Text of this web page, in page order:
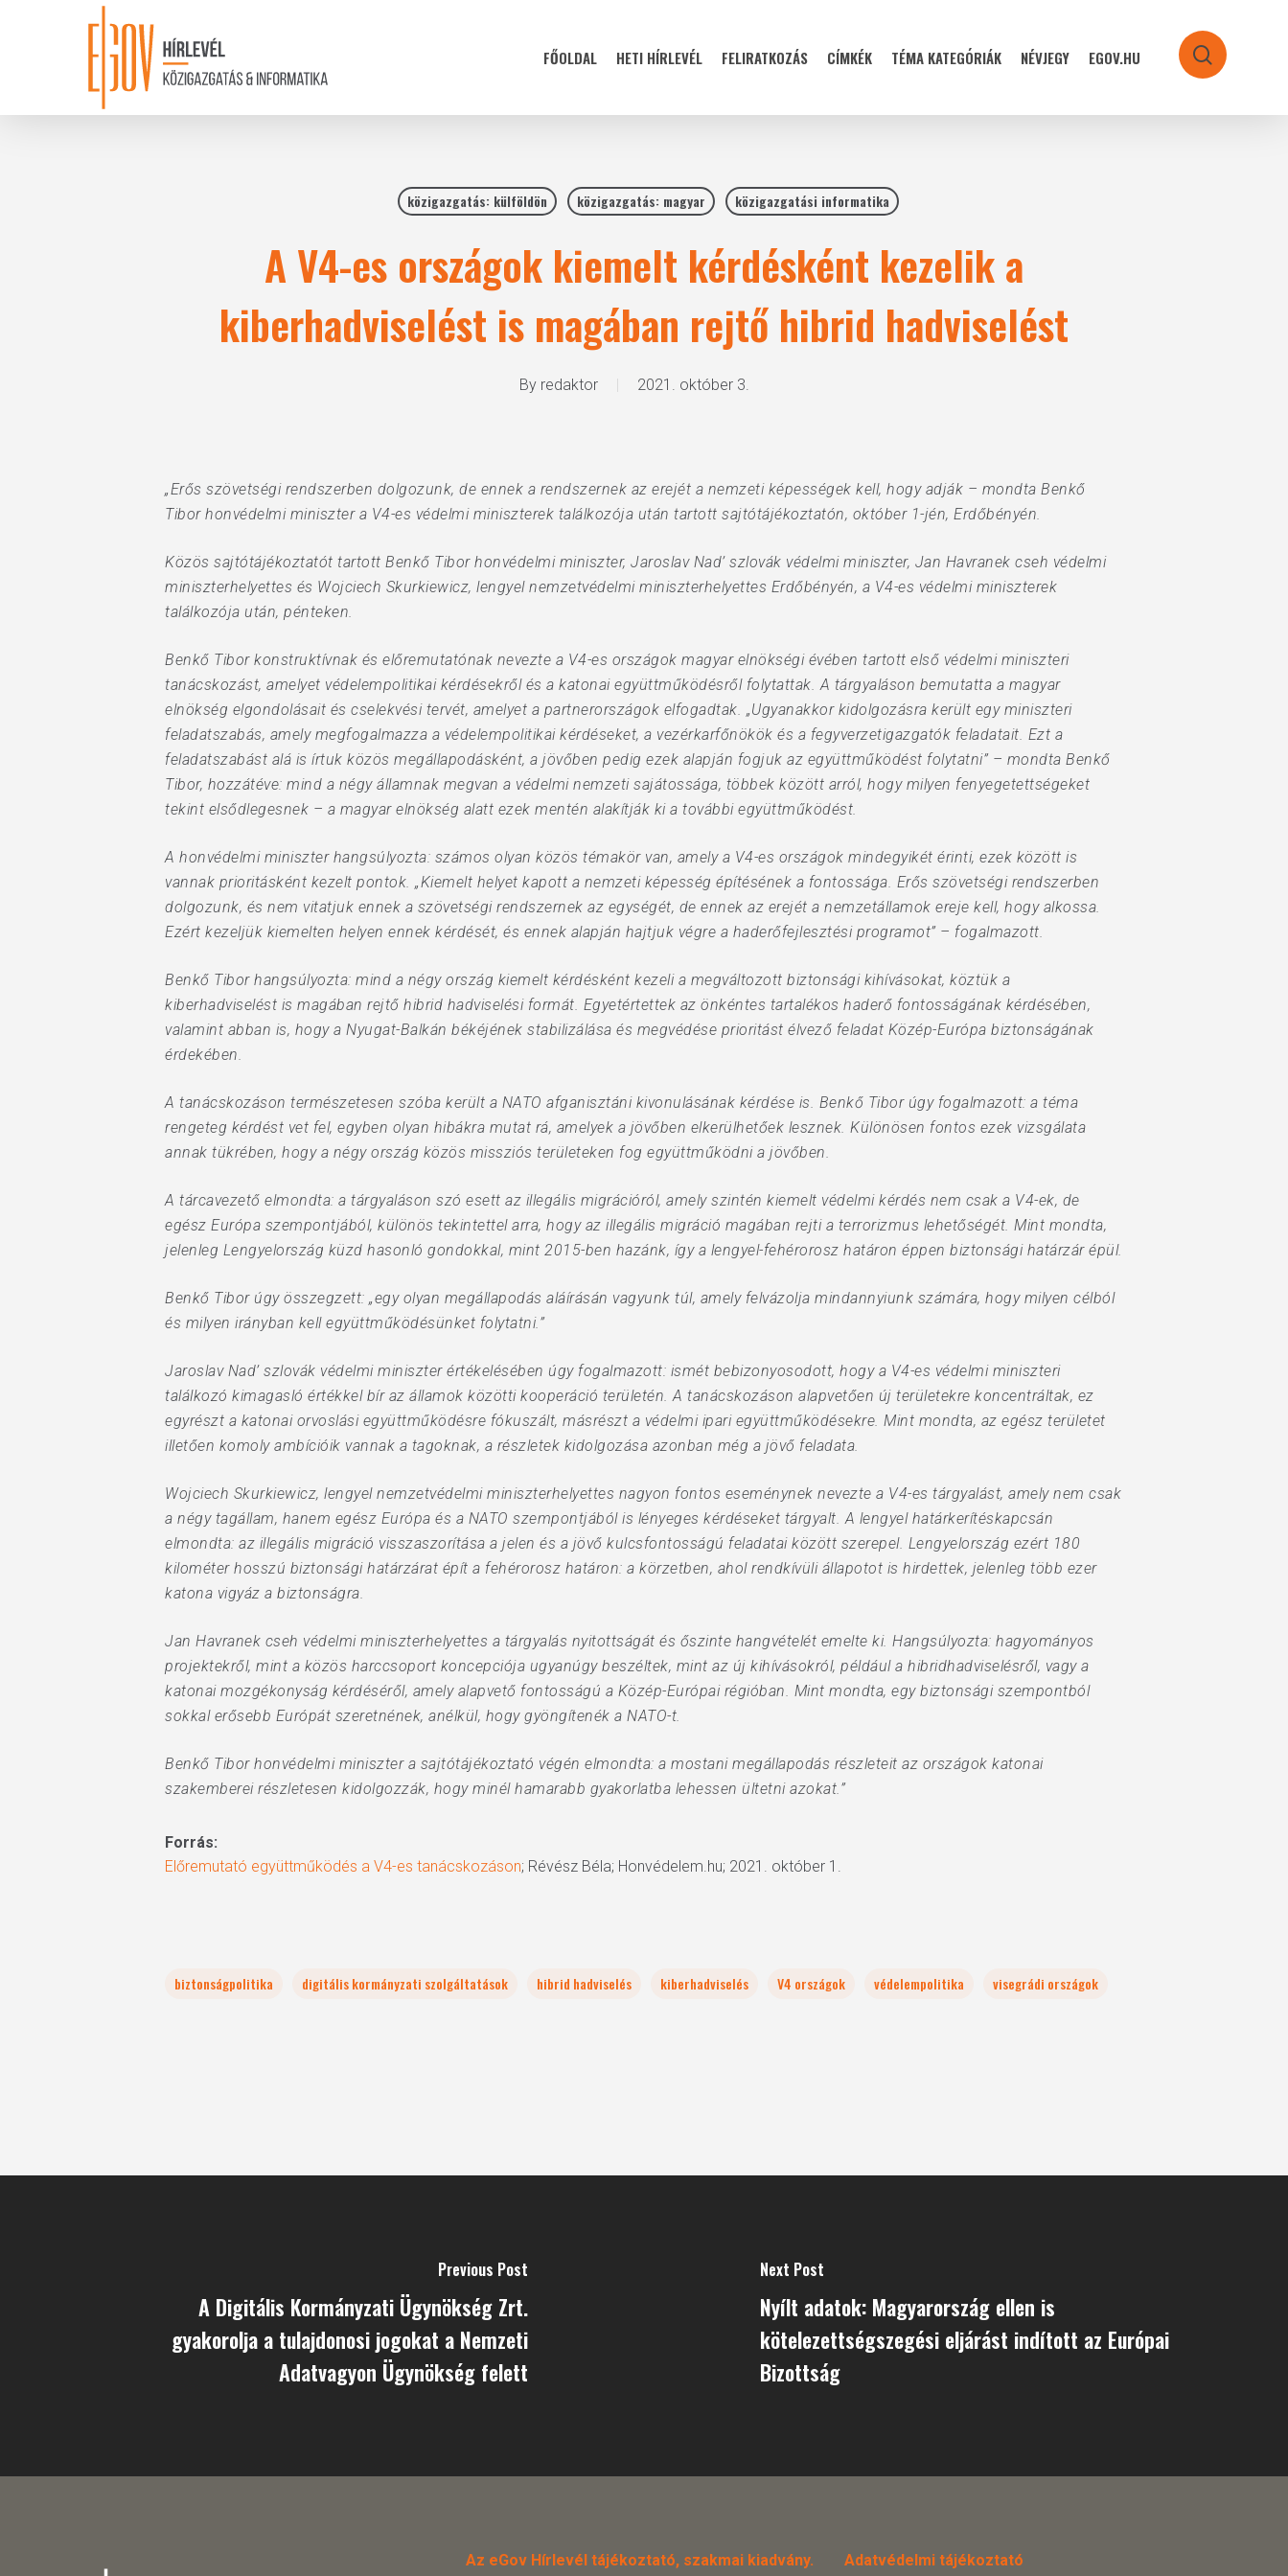
Hit enter to search or ESC to close
FŐOLDAL HETI HÍRLEVÉL FELIRATKOZÁS CÍMKÉK TÉMA KATEGÓRIÁK NÉVJEGY EGOV.HU search
közigazgatás: külföldön közigazgatás: magyar közigazgatási informatika
A V4-es országok kiemelt kérdésként kezelik a
kiberhadviselést is magában rejtő hibrid hadviselést
By redaktor 2021. október 3.
„Erős szövetségi rendszerben dolgozunk, de ennek a rendszernek az erejét a nemzeti képességek kell, hogy adják – mondta Benkő
Tibor honvédelmi miniszter a V4-es védelmi miniszterek találkozója után tartott sajtótájékoztatón, október 1-jén, Erdőbényén.
Közös sajtótájékoztatót tartott Benkő Tibor honvédelmi miniszter, Jaroslav Nad’ szlovák védelmi miniszter, Jan Havranek cseh védelmi
miniszterhelyettes és Wojciech Skurkiewicz, lengyel nemzetvédelmi miniszterhelyettes Erdőbényén, a V4-es védelmi miniszterek
találkozója után, pénteken.
Benkő Tibor konstruktívnak és előremutatónak nevezte a V4-es országok magyar elnökségi évében tartott első védelmi miniszteri
tanácskozást, amelyet védelempolitikai kérdésekről és a katonai együttműködésről folytattak. A tárgyaláson bemutatta a magyar
elnökség elgondolásait és cselekvési tervét, amelyet a partnerországok elfogadtak. „Ugyanakkor kidolgozásra került egy miniszteri
feladatszabás, amely megfogalmazza a védelempolitikai kérdéseket, a vezérkarfőnökök és a fegyverzetigazgatók feladatait. Ezt a
feladatszabást alá is írtuk közös megállapodásként, a jövőben pedig ezek alapján fogjuk az együttműködést folytatni” – mondta Benkő
Tibor, hozzátéve: mind a négy államnak megvan a védelmi nemzeti sajátossága, többek között arról, hogy milyen fenyegetettségeket
tekint elsődlegesnek – a magyar elnökség alatt ezek mentén alakítják ki a további együttműködést.
A honvédelmi miniszter hangsúlyozta: számos olyan közös témakör van, amely a V4-es országok mindegyikét érinti, ezek között is
vannak prioritásként kezelt pontok. „Kiemelt helyet kapott a nemzeti képesség építésének a fontossága. Erős szövetségi rendszerben
dolgozunk, és nem vitatjuk ennek a szövetségi rendszernek az egységét, de ennek az erejét a nemzetállamok ereje kell, hogy alkossa.
Ezért kezeljük kiemelten helyen ennek kérdését, és ennek alapján hajtjuk végre a haderőfejlesztési programot” – fogalmazott.
Benkő Tibor hangsúlyozta: mind a négy ország kiemelt kérdésként kezeli a megváltozott biztonsági kihívásokat, köztük a
kiberhadviselést is magában rejtő hibrid hadviselési formát. Egyetértettek az önkéntes tartalékos haderő fontosságának kérdésében,
valamint abban is, hogy a Nyugat-Balkán békéjének stabilizálása és megvédése prioritást élvező feladat Közép-Európa biztonságának
érdekében.
A tanácskozáson természetesen szóba került a NATO afganisztáni kivonulásának kérdése is. Benkő Tibor úgy fogalmazott: a téma
rengeteg kérdést vet fel, egyben olyan hibákra mutat rá, amelyek a jövőben elkerülhetőek lesznek. Különösen fontos ezek vizsgálata
annak tükrében, hogy a négy ország közös missziós területeken fog együttműködni a jövőben.
A tárcavezető elmondta: a tárgyaláson szó esett az illegális migrációról, amely szintén kiemelt védelmi kérdés nem csak a V4-ek, de
egész Európa szempontjából, különös tekintettel arra, hogy az illegális migráció magában rejti a terrorizmus lehetőségét. Mint mondta,
jelenleg Lengyelország küzd hasonló gondokkal, mint 2015-ben hazánk, így a lengyel-fehérorosz határon éppen biztonsági határzár épül.
Benkő Tibor úgy összegzett: „egy olyan megállapodás aláírásán vagyunk túl, amely felvázolja mindannyiunk számára, hogy milyen célból
és milyen irányban kell együttműködésünket folytatni.”
Jaroslav Nad’ szlovák védelmi miniszter értékelésében úgy fogalmazott: ismét bebizonyosodott, hogy a V4-es védelmi miniszteri
találkozó kimagasló értékkel bír az államok közötti kooperáció területén. A tanácskozáson alapvetően új területekre koncentráltak, ez
egyrészt a katonai orvoslási együttműködésre fókuszált, másrészt a védelmi ipari együttműködésekre. Mint mondta, az egész területet
illetően komoly ambícióik vannak a tagoknak, a részletek kidolgozása azonban még a jövő feladata.
Wojciech Skurkiewicz, lengyel nemzetvédelmi miniszterhelyettes nagyon fontos eseménynek nevezte a V4-es tárgyalást, amely nem csak
a négy tagállam, hanem egész Európa és a NATO szempontjából is lényeges kérdéseket tárgyalt. A lengyel határkerítéskapcsán
elmondta: az illegális migráció visszaszorítása a jelen és a jövő kulcsfontosságú feladatai között szerepel. Lengyelország ezért 180
kilométer hosszú biztonsági határzárat épít a fehérorosz határon: a körzetben, ahol rendkívüli állapotot is hirdettek, jelenleg több ezer
katona vigyáz a biztonságra.
Jan Havranek cseh védelmi miniszterhelyettes a tárgyalás nyitottságát és őszinte hangvételét emelte ki. Hangsúlyozta: hagyományos
projektekről, mint a közös harccsoport koncepciója ugyanúgy beszéltek, mint az új kihívásokról, például a hibridhadviselésről, vagy a
katonai mozgékonyság kérdéséről, amely alapvető fontosságú a Közép-Európai régióban. Mint mondta, egy biztonsági szempontból
sokkal erősebb Európát szeretnének, anélkül, hogy gyöngítenék a NATO-t.
Benkő Tibor honvédelmi miniszter a sajtótájékoztató végén elmondta: a mostani megállapodás részleteit az országok katonai
szakemberei részletesen kidolgozzák, hogy minél hamarabb gyakorlatba lehessen ültetni azokat.”
Forrás:
Előremutató együttműködés a V4-es tanácskozáson; Révész Béla; Honvédelem.hu; 2021. október 1.
biztonságpolitika digitális kormányzati szolgáltatások hibrid hadviselés kiberhadviselés V4 országok védelempolitika visegrádi országok
Previous Post
A Digitális Kormányzati Ügynökség Zrt.
gyakorolja a tulajdonosi jogokat a Nemzeti
Adatvagyon Ügynökség felett
Next Post
Nyílt adatok: Magyarország ellen is
kötelezettségszegési eljárást indított az Európai
Bizottság
Az eGov Hírlevél tájékoztató, szakmai kiadvány.
Adatvédelmi tájékoztató